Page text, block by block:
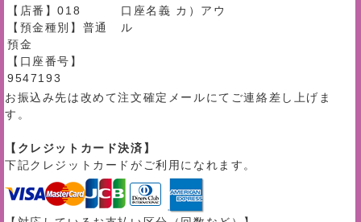
【店番】018
【預金種別】普通
預金
【口座番号】
9547193
口座名義 カ）アウ
ル
お振込み先は改めて注文確定メールにてご連絡差し上げま
す。
【クレジットカード決済】
下記クレジットカードがご利用になれます。